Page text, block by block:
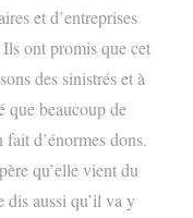
et d’entreprises
ont promis que cet
des sinistrés et à
que beaucoup de
d’énormes dons.
qu’elle vient du
aussi qu’il va y